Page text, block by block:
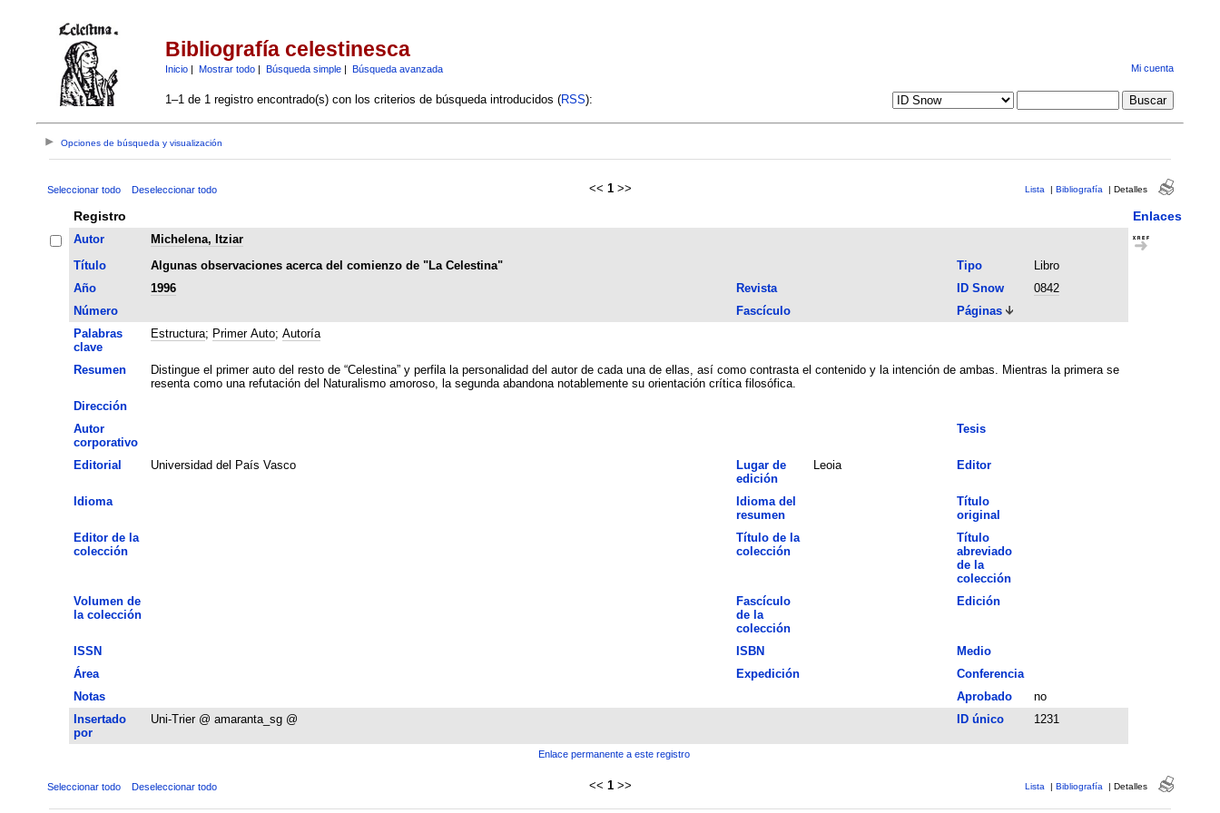
Bibliografía celestinesca
Inicio| Mostrar todo| Búsqueda simple| Búsqueda avanzada Mi cuenta
1–1 de 1 registro encontrado(s) con los criterios de búsqueda introducidos (RSS):
Opciones de búsqueda y visualización
Seleccionar todo Deseleccionar todo << 1 >> Lista | Bibliografía | Detalles
Registro Enlaces
Autor
Michelena, Itziar
Título
Algunas observaciones acerca del comienzo de "La Celestina" Tipo
Libro
Año
1996 Revista ID Snow
0842
Número
Fascículo
Páginas
Palabras
clave
Estructura; Primer Auto; Autoría
Resumen
Distingue el primer auto del resto de “Celestina” y perfila la personalidad del autor de cada una de ellas, así como contrasta el contenido y la intención de ambas. Mientras la primera se
resenta como una refutación del Naturalismo amoroso, la segunda abandona notablemente su orientación crítica filosófica.
Dirección
Autor
corporativo
Tesis
Editorial Universidad del País Vasco
Lugar de
edición
Leoia Editor
Idioma
Idioma del
resumen
Título
original
Editor de la
colección
Título de la
colección
Título
abreviado
de la
colección
Volumen de
la colección
Fascículo
de la
colección
Edición
ISSN ISBN
Medio
Área
Expedición
Conferencia
Notas
Aprobado
no
Insertado
por
Uni-Trier @ amaranta_sg @ ID único 1231
Enlace permanente a este registro
Seleccionar todo Deseleccionar todo << 1 >> Lista | Bibliografía | Detalles